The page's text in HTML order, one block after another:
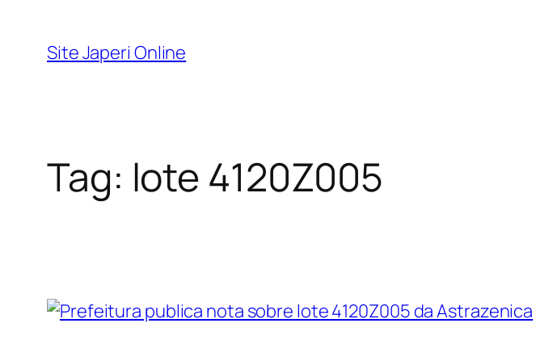
Site Japeri Online
Tag: lote 4120Z005